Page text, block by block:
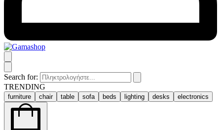
Search for:
TRENDING
furniture chair table sofa beds lighting desks electronics